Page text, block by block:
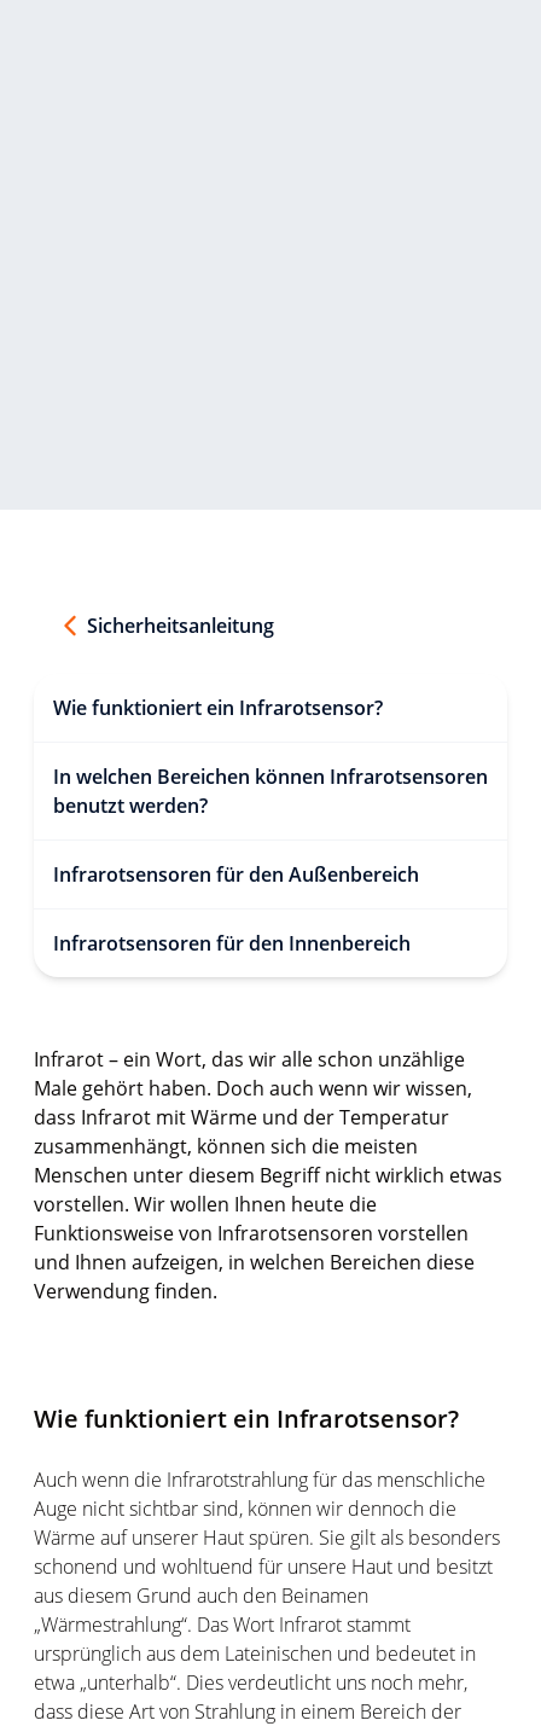
Sicherheitsanleitung
Wie funktioniert ein Infrarotsensor?
In welchen Bereichen können Infrarotsensoren
benutzt werden?
Infrarotsensoren für den Außenbereich
Infrarotsensoren für den Innenbereich
Infrarot – ein Wort, das wir alle schon unzählige
Male gehört haben. Doch auch wenn wir wissen,
dass Infrarot mit Wärme und der Temperatur
zusammenhängt, können sich die meisten
Menschen unter diesem Begriff nicht wirklich etwas
vorstellen. Wir wollen Ihnen heute die
Funktionsweise von Infrarotsensoren vorstellen
und Ihnen aufzeigen, in welchen Bereichen diese
Verwendung finden.
Wie funktioniert ein Infrarotsensor?
Auch wenn die Infrarotstrahlung für das menschliche
Auge nicht sichtbar sind, können wir dennoch die
Wärme auf unserer Haut spüren. Sie gilt als besonders
schonend und wohltuend für unsere Haut und besitzt
aus diesem Grund auch den Beinamen
„Wärmestrahlung“. Das Wort Infrarot stammt
ursprünglich aus dem Lateinischen und bedeutet in
etwa „unterhalb“. Dies verdeutlicht uns noch mehr,
dass diese Art von Strahlung in einem Bereich der